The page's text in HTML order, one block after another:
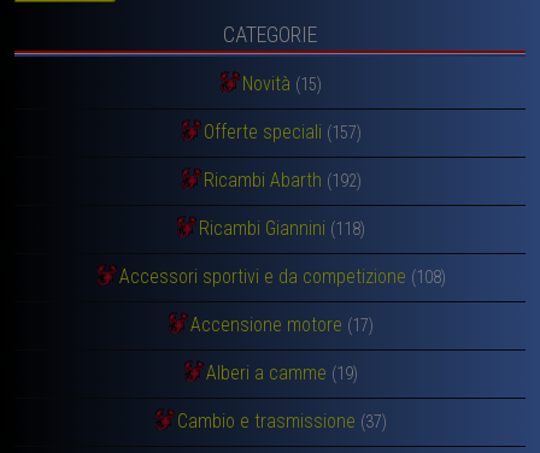
CATEGORIE
Novità (15)
Offerte speciali (157)
Ricambi Abarth (192)
Ricambi Giannini (118)
Accessori sportivi e da competizione (108)
Accensione motore (17)
Alberi a camme (19)
Cambio e trasmissione (37)